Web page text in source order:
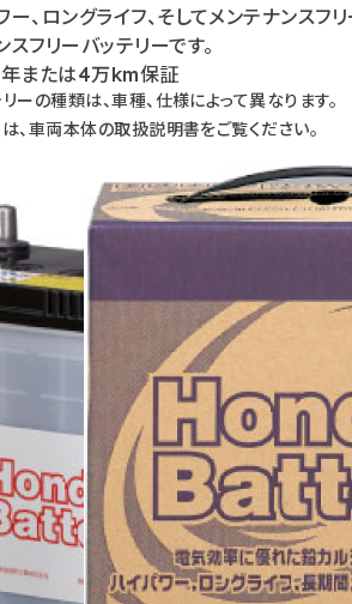
ー、ロングライフ、そしてメンテナンスフ
スフリーバッテリーです。
年または4万km保証
ーの種類は、車種、仕様によって異なります。
、車両本体の取扱説明書をご覧ください。